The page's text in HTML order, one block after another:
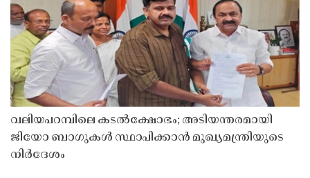
വലിയപറമ്പിലെ കടൽക്ഷോഭം; അടിയന്തരമായി
ജിയോ ബാഗുകൾ സ്ഥാപിക്കാൻ മുഖ്യമന്ത്രിയുടെ
നിർദേശം